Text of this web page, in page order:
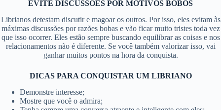
EVITE DISCUSSÕES POR MOTIVOS BOBOS
Librianos detestam discutir e magoar os outros. Por isso, eles evitam às
máximas discussões por razões bobas e vão ficar muito tristes toda vez
que isso ocorrer. Eles estão sempre buscando equilibrar as coisas e nos
relacionamentos não é diferente. Se você também valorizar isso, vai
ganhar muitos pontos na hora da conquista.
DICAS PARA CONQUISTAR UM LIBRIANO
Demonstre interesse;
Mostre que você o admira;